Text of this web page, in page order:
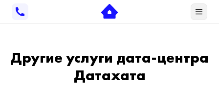
Другие услуги дата-центра
Датахата